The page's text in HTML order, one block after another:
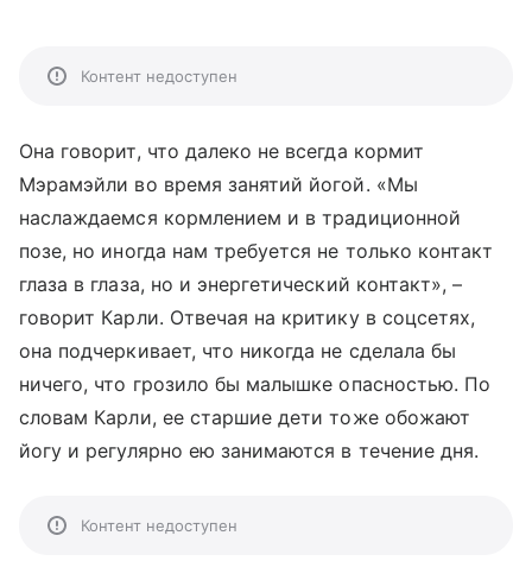
Контент недоступен
Она говорит, что далеко не всегда кормит
Мэрамэйли во время занятий йогой. «Мы
наслаждаемся кормлением и в традиционной
позе, но иногда нам требуется не только контакт
глаза в глаза, но и энергетический контакт», –
говорит Карли. Отвечая на критику в соцсетях,
она подчеркивает, что никогда не сделала бы
ничего, что грозило бы малышке опасностью. По
словам Карли, ее старшие дети тоже обожают
йогу и регулярно ею занимаются в течение дня.
Контент недоступен